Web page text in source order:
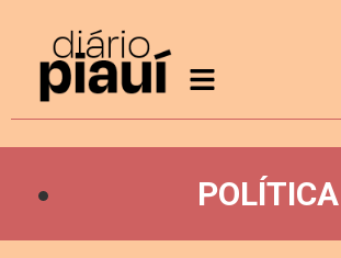
POLÍTICA